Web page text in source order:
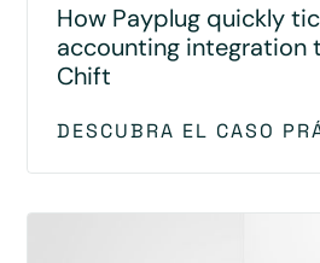
How Payplug quickly
accounting
Chift
DESCUBRA EL CASO